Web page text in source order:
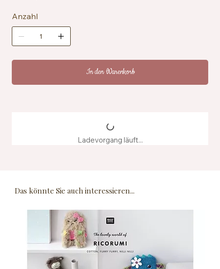
Besonderheit: dünnes Chenillegarn
Pflegehinweise: Maschinenwaschbar bei 30 °C
Anzahl
In den Warenkorb
Ladevorgang läuft...
Das könnte Sie auch interessieren...